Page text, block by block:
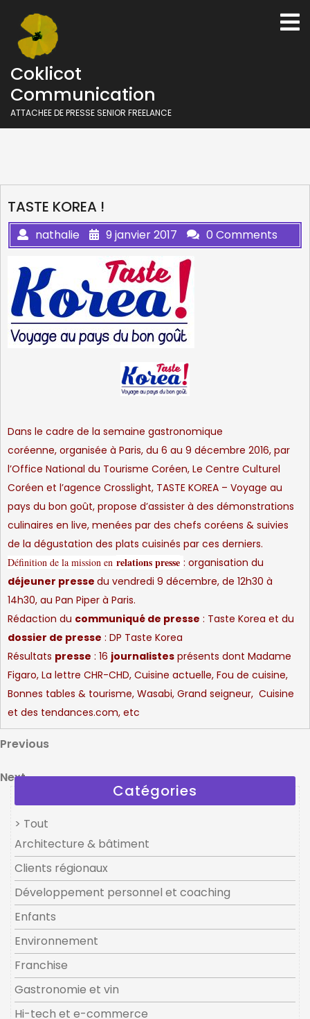
content
Coklicot
Communication
ATTACHEE DE PRESSE SENIOR FREELANCE
TASTE KOREA !
nathalie 9 janvier 2017 0 Comments
Dans le cadre de la semaine gastronomique
coréenne, organisée à Paris, du 6 au 9 décembre 2016, par
l’Office National du Tourisme Coréen, Le Centre Culturel
Coréen et l’agence Crosslight, TASTE KOREA – Voyage au
pays du bon goût, propose d’assister à des démonstrations
culinaires en live, menées par des chefs coréens & suivies
de la dégustation des plats cuisinés par ces derniers.
Définition de la mission en relations presse : organisation du
déjeuner presse du vendredi 9 décembre, de 12h30 à
14h30, au Pan Piper à Paris.
Rédaction du communiqué de presse : Taste Korea et du
dossier de presse : DP Taste Korea
Résultats presse : 16 journalistes présents dont Madame
Figaro, La lettre CHR-CHD, Cuisine actuelle, Fou de cuisine,
Bonnes tables & tourisme, Wasabi, Grand seigneur, Cuisine
et des tendances.com, etc
Navigation
de
l’article
Previous
Previous
Next
Next
Catégories
> Tout
Architecture & bâtiment
Clients régionaux
Développement personnel et coaching
Enfants
Environnement
Franchise
Gastronomie et vin
Hi-tech et e-commerce